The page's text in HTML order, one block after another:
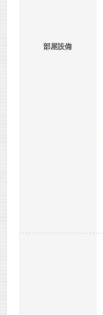
部屋設備